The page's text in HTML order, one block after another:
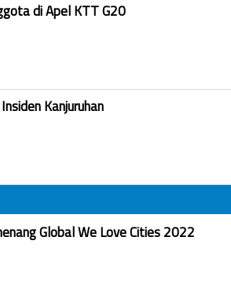
di Apel KTT G20
Kanjuruhan
Global We Love Cities 2022